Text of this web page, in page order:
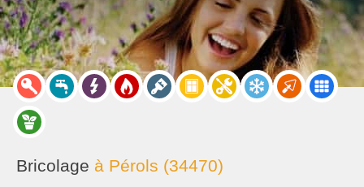
Bricolage à Pérols (34470)